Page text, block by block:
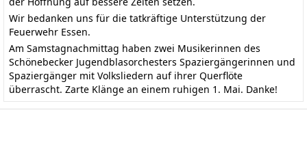
Wir bedanken uns für die tatkräftige Unterstützung der
Feuerwehr Essen.
Am Samstagnachmittag haben zwei Musikerinnen des
Schönebecker Jugendblasorchesters Spaziergängerinnen und
Spaziergänger mit Volksliedern auf ihrer Querflöte
überrascht. Zarte Klänge an einem ruhigen 1. Mai. Danke!